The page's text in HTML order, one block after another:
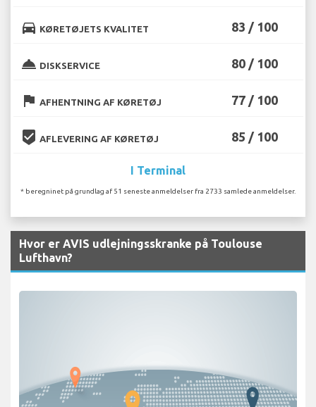
directions_car KØRETØJETS KVALITET 83 / 100
room_service DISKSERVICE 80 / 100
flag AFHENTNING AF KØRETØJ 77 / 100
beenhere AFLEVERING AF KØRETØJ 85 / 100
I Terminal
* beregninet på grundlag af 51 seneste anmeldelser fra 2733 samlede anmeldelser.
Hvor er AVIS udlejningsskranke på Toulouse
Lufthavn?